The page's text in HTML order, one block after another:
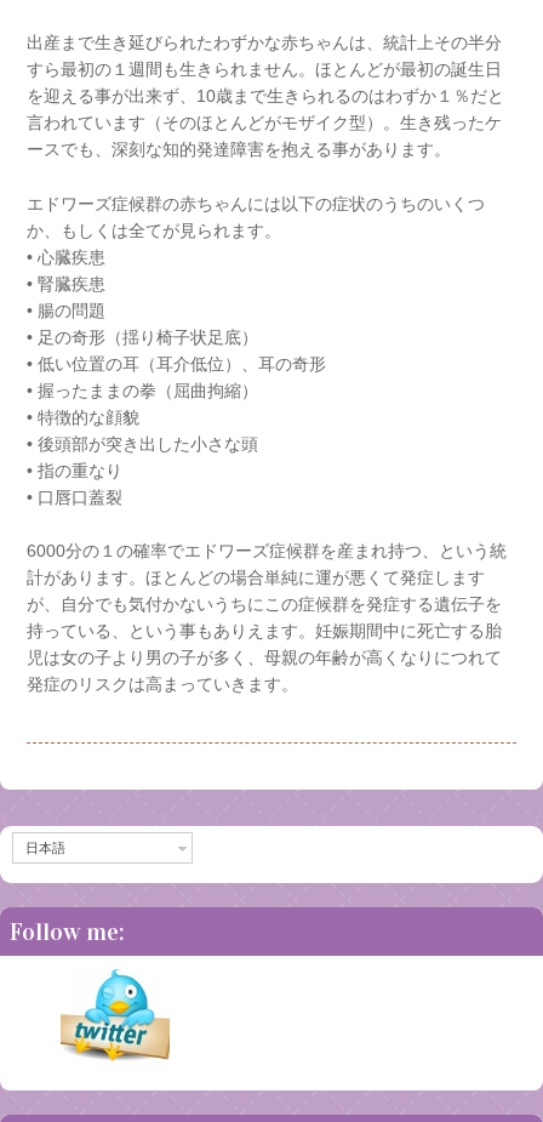
出産まで生き延びられたわずかな赤ちゃんは、統計上その半分
すら最初の１週間も生きられません。ほとんどが最初の誕生日
を迎える事が出来ず、10歳まで生きられるのはわずか１％だと
言われています（そのほとんどがモザイク型）。生き残ったケ
ースでも、深刻な知的発達障害を抱える事があります。
エドワーズ症候群の赤ちゃんには以下の症状のうちのいくつ
か、もしくは全てが見られます。
• 心臓疾患
• 腎臓疾患
• 腸の問題
• 足の奇形（揺り椅子状足底）
• 低い位置の耳（耳介低位）、耳の奇形
• 握ったままの拳（屈曲拘縮）
• 特徴的な顔貌
• 後頭部が突き出した小さな頭
• 指の重なり
• 口唇口蓋裂
6000分の１の確率でエドワーズ症候群を産まれ持つ、という統
計があります。ほとんどの場合単純に運が悪くて発症します
が、自分でも気付かないうちにこの症候群を発症する遺伝子を
持っている、という事もありえます。妊娠期間中に死亡する胎
児は女の子より男の子が多く、母親の年齢が高くなりにつれて
発症のリスクは高まっていきます。
日本語
Follow me: